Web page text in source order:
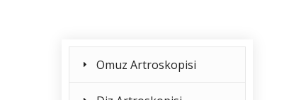
Omuz Artroskopisi